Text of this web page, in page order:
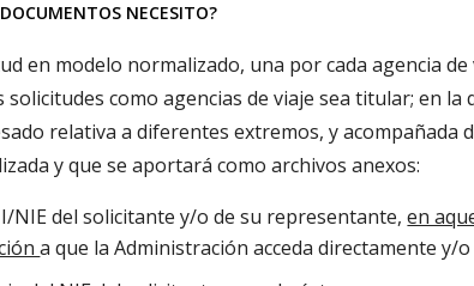
NECESITO?
en modelo normalizado, una por cada agencia
solicitudes como agencias de viaje sea titular; en
relativa a diferentes extremos, y acompañada
y que se aportará como archivos anexos:
NIE del solicitante y/o de su representante,en
a que la Administración acceda directamente y/